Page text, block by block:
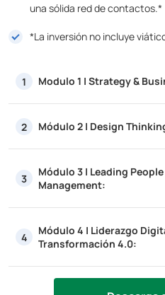
una sólida red de contactos.*
*La inversión no incluye
1 Modulo 1 | Strategy &
2 Módulo 2 | Design
3
Módulo 3 | Leading
Management:
4
Módulo 4 | Liderazgo
Transformación 4.0: